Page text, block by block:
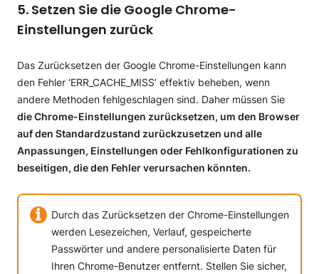
5. Setzen Sie die Google Chrome-
Einstellungen zurück
Das Zurücksetzen der Google Chrome-Einstellungen kann
den Fehler ‘ERR_CACHE_MISS’ effektiv beheben, wenn
andere Methoden fehlgeschlagen sind. Daher müssen Sie
die Chrome-Einstellungen zurücksetzen, um den Browser
auf den Standardzustand zurückzusetzen und alle
Anpassungen, Einstellungen oder Fehlkonfigurationen zu
beseitigen, die den Fehler verursachen könnten.
Durch das Zurücksetzen der Chrome-Einstellungen
werden Lesezeichen, Verlauf, gespeicherte
Passwörter und andere personalisierte Daten für
Ihren Chrome-Benutzer entfernt. Stellen Sie sicher,